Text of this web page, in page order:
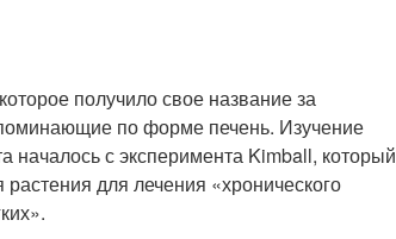
получило свое название за
по форме печень. Изучение
началось с эксперимента Kimball, который
для лечения «хронического